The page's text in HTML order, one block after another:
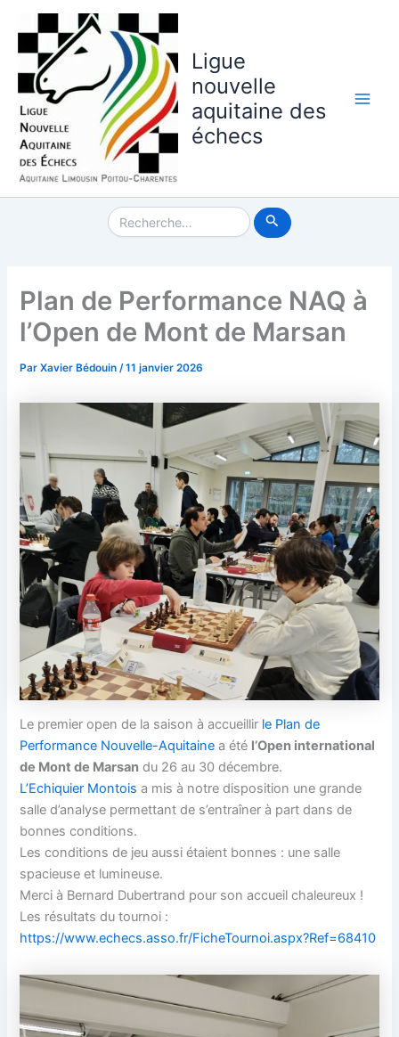
contenu
Ligue
nouvelle
aquitaine des
échecs
Rechercher :
Plan de Performance NAQ à
l’Open de Mont de Marsan
ParXavier Bédouin/11 janvier 2026
Le premier open de la saison à accueillir le Plan de
Performance Nouvelle-Aquitaine a été l’Open international
de Mont de Marsan du 26 au 30 décembre.
L’Echiquier Montois a mis à notre disposition une grande
salle d’analyse permettant de s’entraîner à part dans de
bonnes conditions.
Les conditions de jeu aussi étaient bonnes : une salle
spacieuse et lumineuse.
Merci à Bernard Dubertrand pour son accueil chaleureux !
Les résultats du tournoi :
https://www.echecs.asso.fr/FicheTournoi.aspx?Ref=68410